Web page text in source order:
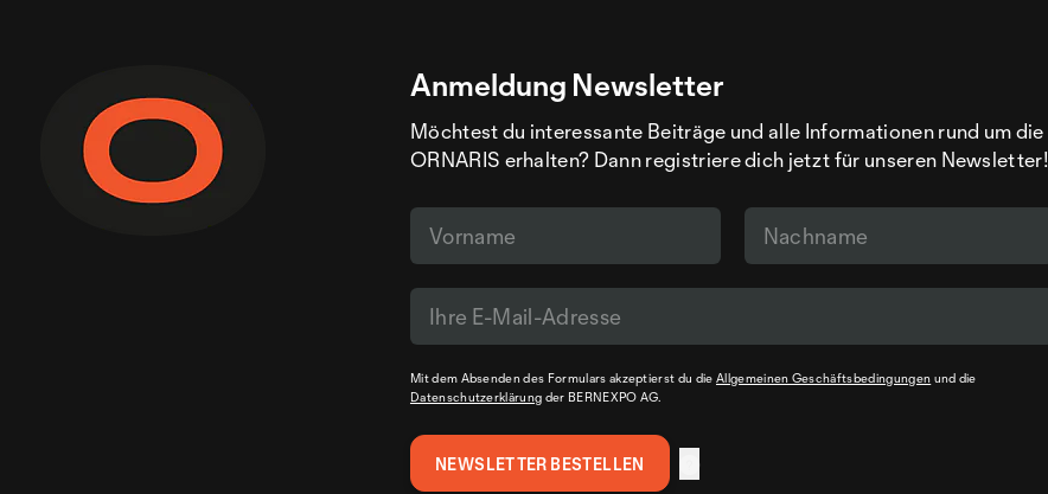
Anmeldung Newsletter
Möchtest du interessante Beiträge und alle Informationen rund um die
ORNARIS erhalten? Dann registriere dich jetzt für unseren Newsletter!
Mit dem Absenden des Formulars akzeptierst du die Allgemeinen Geschäftsbedingungen und die
Datenschutzerklärung der BERNEXPO AG.